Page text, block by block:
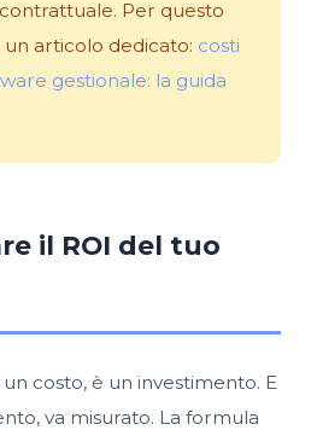
Per questo
articolo dedicato: costi
gestionale: la guida
il ROI del tuo
costo, è un investimento. E
va misurato. La formula